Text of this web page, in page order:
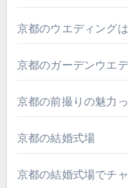
京都のウエディング
京都のガーデンウエ
京都の前撮りの魅力
京都の結婚式場
京都の結婚式場でチ